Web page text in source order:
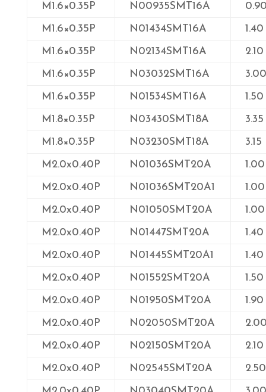
M1.6×0.35P
N00935SMT16A
M1.6×0.35P
N01434SMT16A
1.40
M1.6×0.35P
N02134SMT16A
2.10
M1.6×0.35P
N03032SMT16A
3.00
M1.6×0.35P
N01534SMT16A
1.50
M1.8×0.35P
N03430SMT18A
3.35
M1.8×0.35P
N03230SMT18A
3.15
M2.0x0.40P
N01036SMT20A
1.00
M2.0x0.40P
N01036SMT20A1
1.00
M2.0x0.40P
N01050SMT20A
1.00
M2.0x0.40P
N01447SMT20A
1.40
M2.0x0.40P
N01445SMT20A1
1.40
M2.0x0.40P
N01552SMT20A
1.50
M2.0x0.40P
N01950SMT20A
1.90
M2.0x0.40P
N02050SMT20A
M2.0x0.40P
N02150SMT20A
2.10
M2.0x0.40P
N02545SMT20A
2.50